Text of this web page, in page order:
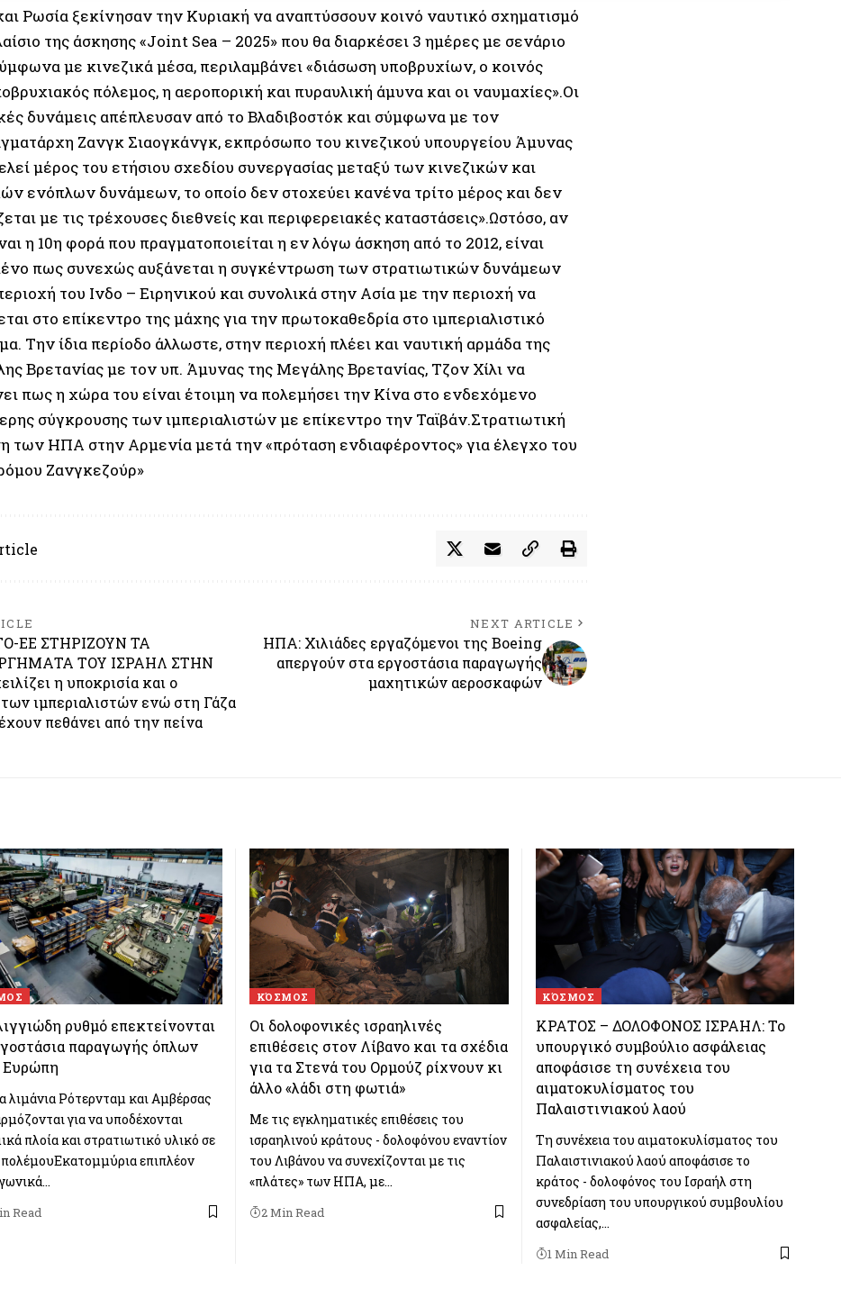
Ρωσία ξεκίνησαν την Κυριακή να αναπτύσσουν κοινό ναυτικό σχηματισμό
της άσκησης «Joint Sea – 2025» που θα διαρκέσει 3 ημέρες με σενάριο
με κινεζικά μέσα, περιλαμβάνει «διάσωση υποβρυχίων, ο κοινός
πόλεμος, η αεροπορική και πυραυλική άμυνα και οι ναυμαχίες».Οι
δυνάμεις απέπλευσαν από το Βλαδιβοστόκ και σύμφωνα με τον
Ζανγκ Σιαογκάνγκ, εκπρόσωπο του κινεζικού υπουργείου Άμυνας
μέρος του ετήσιου σχεδίου συνεργασίας μεταξύ των κινεζικών και
ενόπλων δυνάμεων, το οποίο δεν στοχεύει κανένα τρίτο μέρος και δεν
με τις τρέχουσες διεθνείς και περιφερειακές καταστάσεις».Ωστόσο, αν
η 10η φορά που πραγματοποιείται η εν λόγω άσκηση από το 2012, είναι
πως συνεχώς αυξάνεται η συγκέντρωση των στρατιωτικών δυνάμεων
του Ινδο – Ειρηνικού και συνολικά στην Ασία με την περιοχή να
στο επίκεντρο της μάχης για την πρωτοκαθεδρία στο ιμπεριαλιστικό
Την ίδια περίοδο άλλωστε, στην περιοχή πλέει και ναυτική αρμάδα της
Βρετανίας με τον υπ. Άμυνας της Μεγάλης Βρετανίας, Τζον Χίλι να
πως η χώρα του είναι έτοιμη να πολεμήσει την Κίνα στο ενδεχόμενο
σύγκρουσης των ιμπεριαλιστών με επίκεντρο την Ταϊβάν.Στρατιωτική
των ΗΠΑ στην Αρμενία μετά την «πρόταση ενδιαφέροντος» για έλεγχο του
Ζανγκεζούρ»
ΕΕ ΣΤΗΡΙΖΟΥΝ ΤΑ
ΤΟΥ ΙΣΡΑΗΛ ΣΤΗΝ
η υποκρισία και ο
ιμπεριαλιστών ενώ στη Γάζα
πεθάνει από την πείνα
NEXT ARTICLE
ΗΠΑ: Χιλιάδες εργαζόμενοι της Boeing
απεργούν στα εργοστάσια παραγωγής
μαχητικών αεροσκαφών
ρυθμό επεκτείνονται
παραγωγής όπλων
Ευρώπη
λιμάνια Ρότερνταμ και Αμβέρσας
για να υποδέχονται
πλοία και στρατιωτικό υλικό σε
πολέμουΕκατομμύρια επιπλέον
Read
ΚΌΣΜΟΣ
Οι δολοφονικές ισραηλινές
επιθέσεις στον Λίβανο και τα σχέδια
για τα Στενά του Ορμούζ ρίχνουν κι
άλλο «λάδι στη φωτιά»
Με τις εγκληματικές επιθέσεις του
ισραηλινού κράτους - δολοφόνου εναντίον
του Λιβάνου να συνεχίζονται με τις
«πλάτες» των ΗΠΑ, με…
2 Min Read
ΚΌΣΜΟΣ
ΚΡΑΤΟΣ – ΔΟΛΟΦΟΝΟΣ ΙΣΡΑΗΛ: Το
υπουργικό συμβούλιο ασφάλειας
αποφάσισε τη συνέχεια του
αιματοκυλίσματος του
Παλαιστινιακού λαού
Τη συνέχεια του αιματοκυλίσματος του
Παλαιστινιακού λαού αποφάσισε το
κράτος - δολοφόνος του Ισραήλ στη
συνεδρίαση του υπουργικού συμβουλίου
ασφαλείας,…
1 Min Read